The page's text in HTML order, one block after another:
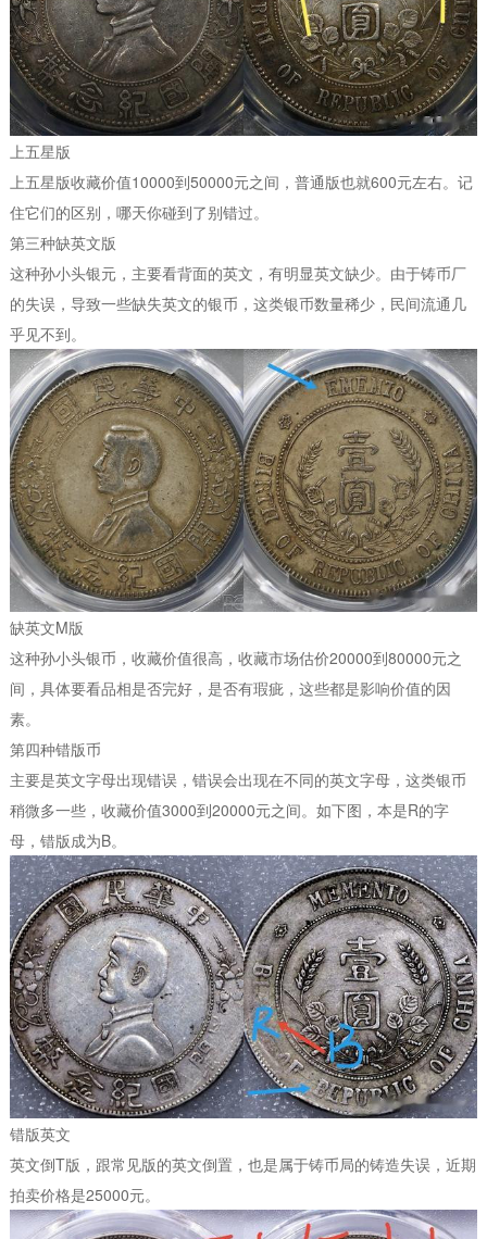
上五星版
上五星版收藏价值10000到50000元之间，普通版也就600元左右。记
住它们的区别，哪天你碰到了别错过。
第三种缺英文版
这种孙小头银元，主要看背面的英文，有明显英文缺少。由于铸币厂
的失误，导致一些缺失英文的银币，这类银币数量稀少，民间流通几
乎见不到。
缺英文M版
这种孙小头银币，收藏价值很高，收藏市场估价20000到80000元之
间，具体要看品相是否完好，是否有瑕疵，这些都是影响价值的因
素。
第四种错版币
主要是英文字母出现错误，错误会出现在不同的英文字母，这类银币
稍微多一些，收藏价值3000到20000元之间。如下图，本是R的字
母，错版成为B。
错版英文
英文倒T版，跟常见版的英文倒置，也是属于铸币局的铸造失误，近期
拍卖价格是25000元。